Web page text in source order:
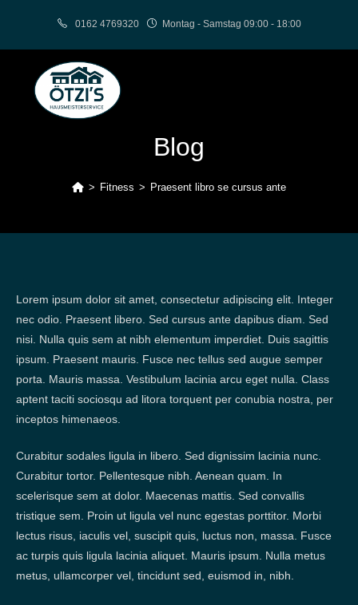
springen
0162 4769320 Montag - Samstag 09:00 - 18:00
Blog
> Fitness > Praesent libro se cursus ante
Lorem ipsum dolor sit amet, consectetur adipiscing elit. Integer
nec odio. Praesent libero. Sed cursus ante dapibus diam. Sed
nisi. Nulla quis sem at nibh elementum imperdiet. Duis sagittis
ipsum. Praesent mauris. Fusce nec tellus sed augue semper
porta. Mauris massa. Vestibulum lacinia arcu eget nulla. Class
aptent taciti sociosqu ad litora torquent per conubia nostra, per
inceptos himenaeos.
Curabitur sodales ligula in libero. Sed dignissim lacinia nunc.
Curabitur tortor. Pellentesque nibh. Aenean quam. In
scelerisque sem at dolor. Maecenas mattis. Sed convallis
tristique sem. Proin ut ligula vel nunc egestas porttitor. Morbi
lectus risus, iaculis vel, suscipit quis, luctus non, massa. Fusce
ac turpis quis ligula lacinia aliquet. Mauris ipsum. Nulla metus
metus, ullamcorper vel, tincidunt sed, euismod in, nibh.